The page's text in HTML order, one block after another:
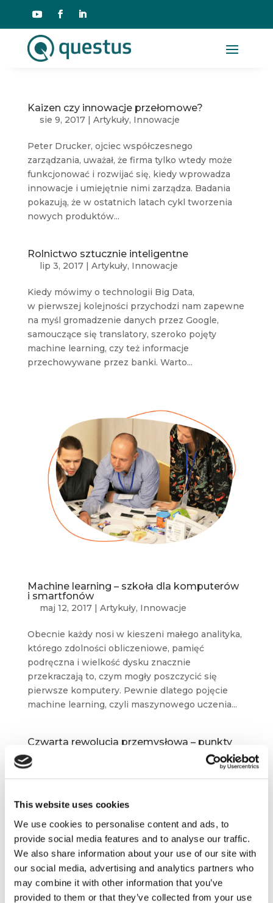
This website uses cookies
We use cookies to personalise content and ads, to
provide social media features and to analyse our traffic.
We also share information about your use of our site with
our social media, advertising and analytics partners who
may combine it with other information that you’ve
provided to them or that they’ve collected from your use
Kaizen czy innowacje przełomowe?
sie 9, 2017| Artykuły, Innowacje
Peter Drucker, ojciec współczesnego
zarządzania, uważał, że firma tylko wtedy może
funkcjonować i rozwijać się, kiedy wprowadza
innowacje i umiejętnie nimi zarządza. Badania
pokazują, że w ostatnich latach cykl tworzenia
nowych produktów...
Rolnictwo sztucznie inteligentne
lip 3, 2017| Artykuły, Innowacje
Kiedy mówimy o technologii Big Data,
w pierwszej kolejności przychodzi nam zapewne
na myśl gromadzenie danych przez Google,
samouczące się translatory, szeroko pojęty
machine learning, czy też informacje
przechowywane przez banki. Warto...
Machine learning – szkoła dla komputerów
i smartfonów
maj 12, 2017| Artykuły, Innowacje
Obecnie każdy nosi w kieszeni małego analityka,
którego zdolności obliczeniowe, pamięć
podręczna i wielkość dysku znacznie
przekraczają to, czym mogły poszczycić się
pierwsze komputery. Pewnie dlatego pojęcie
machine learning, czyli maszynowego uczenia...
Czwarta rewolucja przemysłowa – punkty
przełomowe
Ludzie,
Narzędzia,Newsy,Trendy,Wiedza
Uber, największa firma taksówkowa, nie ma ani
kanał medialny, nie tworzy własnych treści,
a Alibaba, najbardziej zyskowna sieć detaliczna,
nie posiada magazynów. Wreszcie, Airbnb,
największa...